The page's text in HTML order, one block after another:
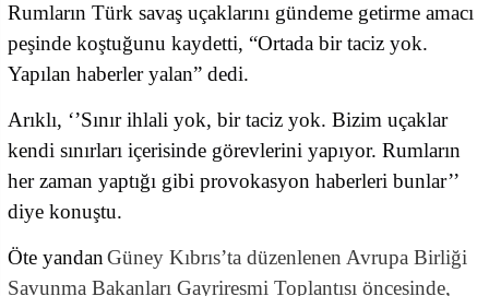
Rumların Türk savaş uçaklarını gündeme getirme amacı
peşinde koştuğunu kaydetti, “Ortada bir taciz yok.
Yapılan haberler yalan” dedi.
Arıklı, ‘’Sınır ihlali yok, bir taciz yok. Bizim uçaklar
kendi sınırları içerisinde görevlerini yapıyor. Rumların
her zaman yaptığı gibi provokasyon haberleri bunlar’’
diye konuştu.
Öte yandanGüney Kıbrıs’ta düzenlenen Avrupa Birliği
Savunma Bakanları Gayriresmi Toplantısı öncesinde,